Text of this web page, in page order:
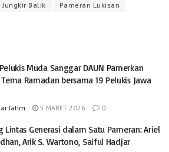
Jungkir Balik Pameran Lukisan
Muda Sanggar DAUN Pamerkan
Ramadan bersama 19 Pelukis Jawa
Jatim 5 MARET 2026 0
Lintas Generasi dalam Satu Pameran: Ariel
Arik S. Wartono, Saiful Hadjar